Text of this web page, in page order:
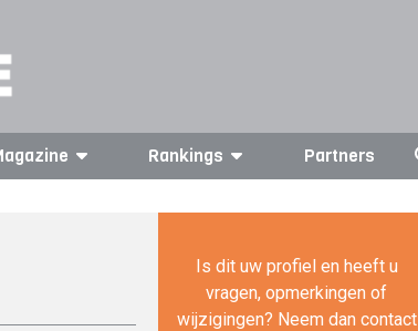
Rankings Partners
Is dit uw profiel en heeft u
vragen, opmerkingen of
wijzigingen? Neem dan contact